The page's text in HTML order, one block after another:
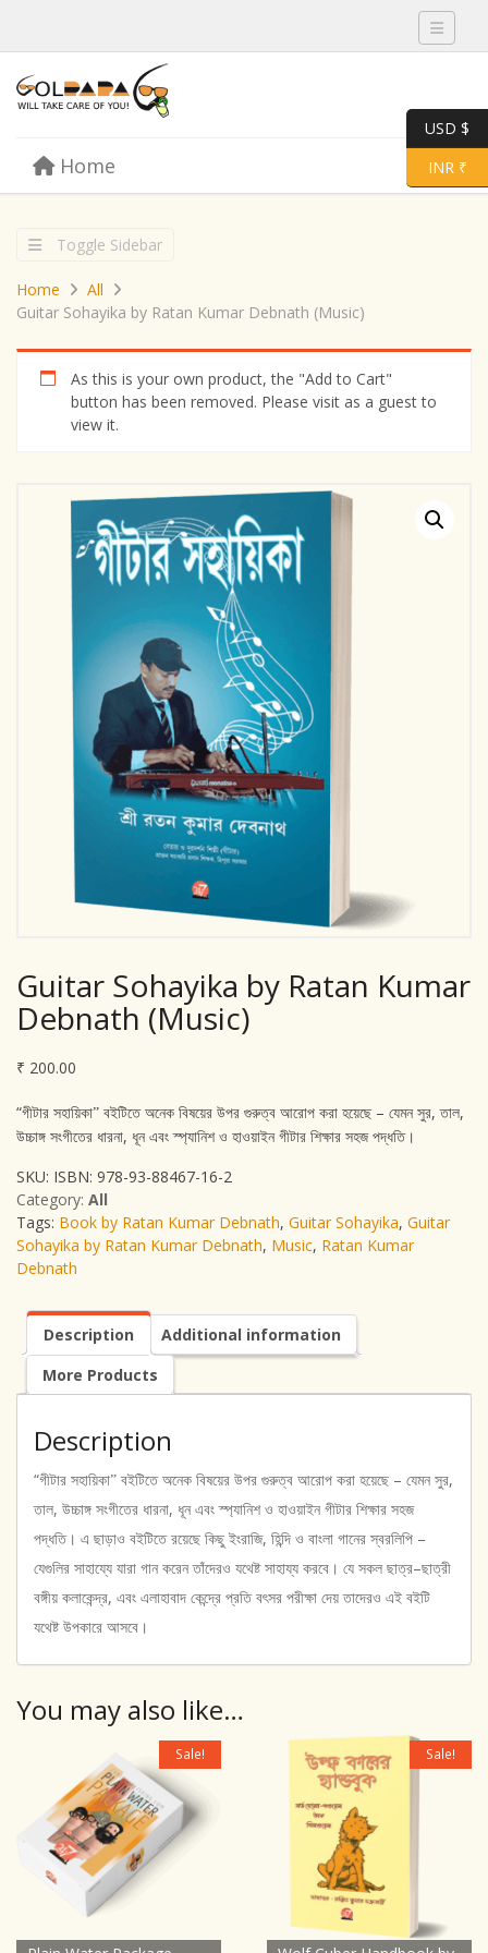
Toggle
Menu Toggle
Home
Toggle Sidebar
Home
All
Guitar Sohayika by Ratan Kumar Debnath (Music)
As this is your own product, the "Add to Cart"
button has been removed. Please visit as a guest to
view it.
Guitar Sohayika by Ratan Kumar
Debnath (Music)
₹ 200.00
“গীটার সহায়িকা” বইটিতে অনেক বিষয়ের উপর গুরুত্ব আরোপ করা হয়েছে – যেমন সুর,তাল,
উচ্চাঙ্গ সংগীতের ধারনা, ধূন এবং স্প্যানিশ ও হাওয়াইন গীটার শিক্ষার সহজ পদ্ধতি।
SKU: ISBN: 978-93-88467-16-2
Category: All
Tags: Book by Ratan Kumar Debnath, Guitar Sohayika, Guitar
Sohayika by Ratan Kumar Debnath, Music, Ratan Kumar
Debnath
Description
Additional information
More Products
Description
“গীটার সহায়িকা” বইটিতে অনেক বিষয়ের উপর গুরুত্ব আরোপ করা হয়েছে – যেমন সুর,
তাল, উচ্চাঙ্গ সংগীতের ধারনা, ধূন এবং স্প্যানিশ ও হাওয়াইন গীটার শিক্ষার সহজ
পদ্ধতি। এ ছাড়াও বইটিতে রয়েছে কিছু ইংরাজি, হিন্দি ও বাংলা গানের স্বরলিপি –
যেগুলির সাহায্যে যারা গান করেনতাঁদেরও যথেষ্ট সাহায্য করবে। যে সকল ছাত্র–ছাত্রী
বঙ্গীয় কলাকেন্দ্র, এবং এলাহাবাদ কেন্দ্রে প্রতি বৎসর পরীক্ষা দেয় তাদেরও এই বইটি
যথেষ্ট উপকারে আসবে।
You may also like…
Sale! Sale!
USD $
INR ₹